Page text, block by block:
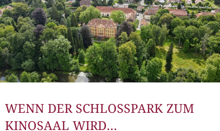
WENN DER SCHLOSSPARK ZUM
KINOSAAL WIRD…